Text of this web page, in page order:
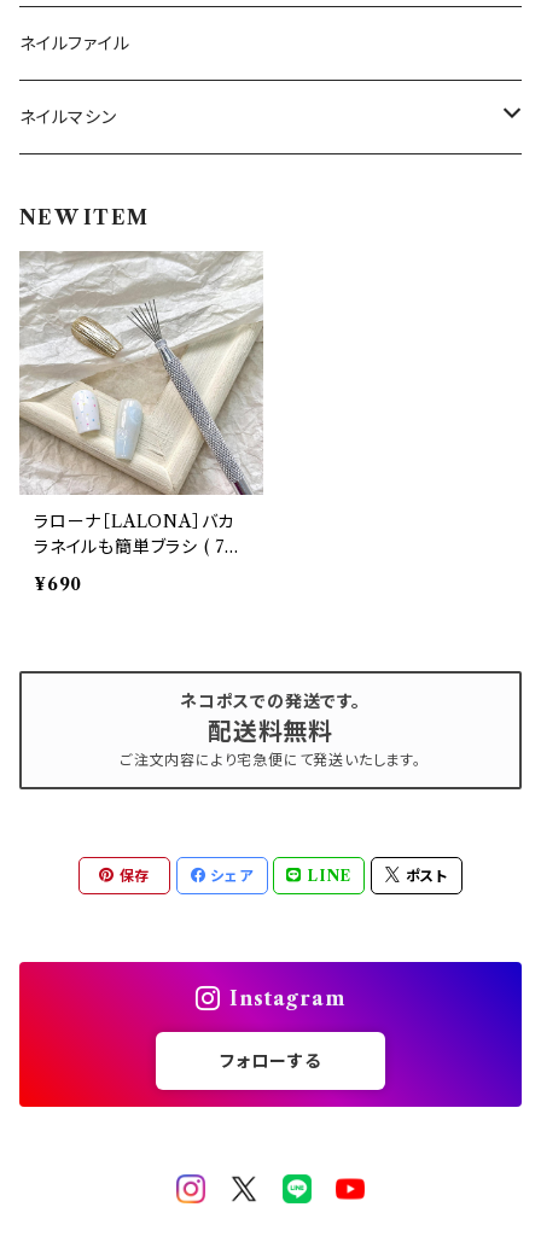
エフェクトジェル
セット
ツール
パウダー
ストーン
シェル
ドライフラワー
ステッカーシール
ジュエリー
ホイル・フレーク
シリコンモールド
まつげ
グルー/リムーバー
ネイルファイル
ネイルマシン
ドリル
集塵機
ビット
NEW ITEM
ラローナ［LALONA］バカ
ラネイルも簡単ブラシ ( 7ピ
ンブラシ ) ( 1本 ) ジェルネ
イル/ネイルアート/スパイダ
¥690
ネコポスでの発送です。
配送料無料
ご注文内容により宅急便にて発送いたします。
保存 シェア LINE ポスト
Instagram
フォローする